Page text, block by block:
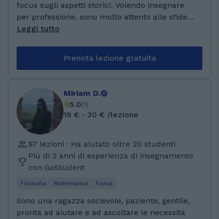
focus sugli aspetti storici. Volendo insegnare
per professione, sono molto attento alle sfide
che la scuola pone agli studenti e alle
base alle esigenze delle singole studentesse e
pregiudizi in cui affrontare tutti i dubbi che
possono sorgere. Ho studiato al liceo
linguistico, diplomandomi nel 2021 con
100/100 e lode, nello stesso anno ho acquisito
con il massimo dei punti il Baccalauréat
Général (equivalente a un Diploma di Stato)
rilasciato dal Ministero dell'istruzione
francese. Possiedo infine anche una
conseguita con il programma DSD, frutto di
accordi fra i Ministeri dell'istruzione italiano e
Leggi tutto
Prenota lezione gratuita
Miriam D.
5.0(1)
19 € - 30 € /lezione
87 lezioni · Ha aiutato oltre 20 studenti
Più di 2 anni di esperienza di insegnamento
con GoStudent
Filosofia Matematica Fisica
Sono una ragazza socievole, paziente, gentile,
pronta ad aiutare e ad ascoltare le necessità